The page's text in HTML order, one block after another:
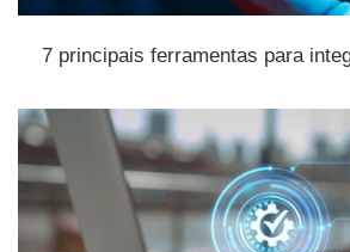
7 principais ferramentas para